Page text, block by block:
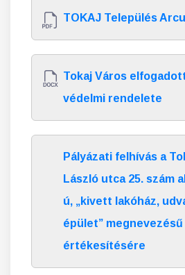
TOKAJ Település
Tokaj Város
védelmi rendelete
Pályázati felhívás a
László utca 25. szám
ú, „kivett lakóház,
épület”
értékesítésére